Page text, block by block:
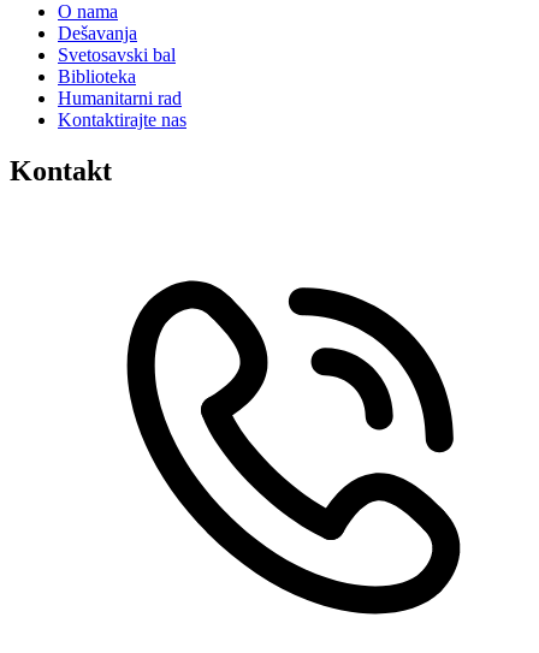
O nama
Dešavanja
Svetosavski bal
Biblioteka
Humanitarni rad
Kontaktirajte nas
Kontakt